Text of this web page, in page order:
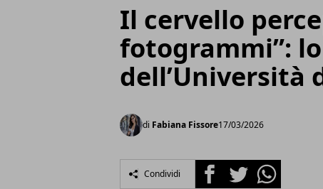
Il cervello
fotogrammi”:
dell’Università
di Fabiana Fissore17/03/2026
Condividi FacebookTwitterWhatsapp